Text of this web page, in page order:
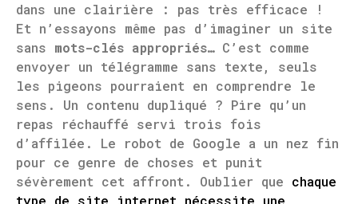
dans une clairière : pas très efficace !
Et n’essayons même pas d’imaginer un site
sans mots-clés appropriés… C’est comme
envoyer un télégramme sans texte, seuls
les pigeons pourraient en comprendre le
sens. Un contenu dupliqué ? Pire qu’un
repas réchauffé servi trois fois
d’affilée. Le robot de Google a un nez fin
pour ce genre de choses et punit
sévèrement cet affront. Oublier que chaque
type de site internet nécessite une